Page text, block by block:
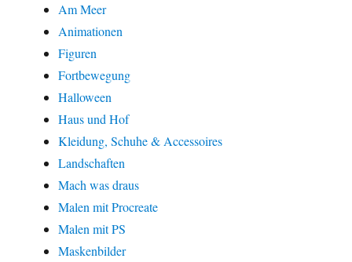
Am Meer
Animationen
Figuren
Fortbewegung
Halloween
Haus und Hof
Kleidung, Schuhe & Accessoires
Landschaften
Mach was draus
Malen mit Procreate
Malen mit PS
Maskenbilder